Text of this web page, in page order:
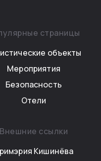
страницы
объекты
Мероприятия
Безопасность
Отели
Внешние ссылки
Кишинёва